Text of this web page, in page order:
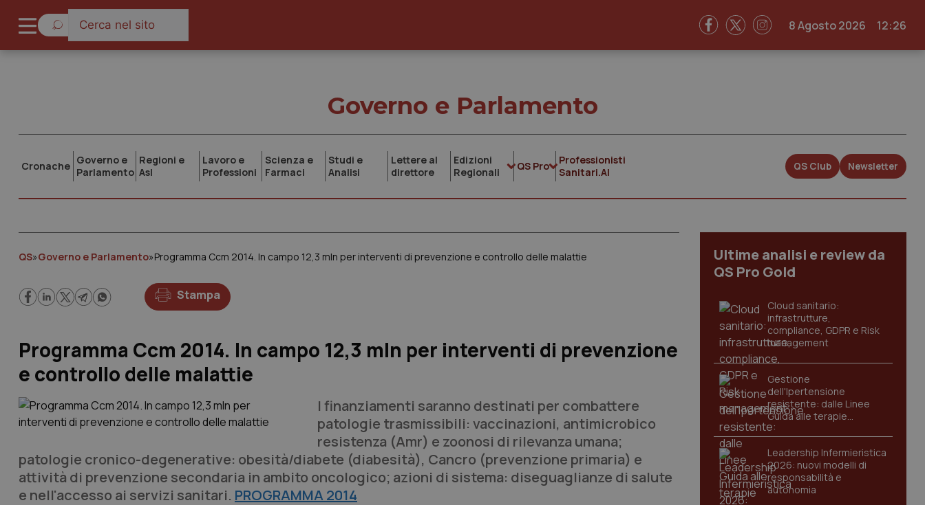
8 Agosto 2026 12:26
Governo e Parlamento
Cronache Governo e
Parlamento
Regioni e
Asl
Lavoro e
Professioni
Scienza e
Farmaci
Studi e
Analisi
Lettere al
direttore
Edizioni
Regionali
QS Pro
Professionisti
Sanitari.AI
QS Club Newsletter
QS»Governo e Parlamento»Programma Ccm 2014. In campo 12,3 mln per interventi di prevenzione e controllo delle malattie
Stampa
Programma Ccm 2014. In campo 12,3 mln per interventi di prevenzione
e controllo delle malattie
I finanziamenti saranno destinati per combattere
patologie trasmissibili: vaccinazioni, antimicrobico
resistenza (Amr) e zoonosi di rilevanza umana;
patologie cronico-degenerative: obesità/diabete (diabesità), Cancro (prevenzione primaria) e
attività di prevenzione secondaria in ambito oncologico; azioni di sistema: diseguaglianze di salute
e nell'accesso ai servizi sanitari. PROGRAMMA 2014
Ultime analisi e review da
QS Pro Gold
Cloud sanitario:
infrastrutture,
compliance, GDPR e Risk
management
Gestione
dell'Ipertensione
resistente: dalle Linee
Guida alle terapie
innovative
Leadership Infermieristica
2026: nuovi modelli di
responsabilità e
autonomia